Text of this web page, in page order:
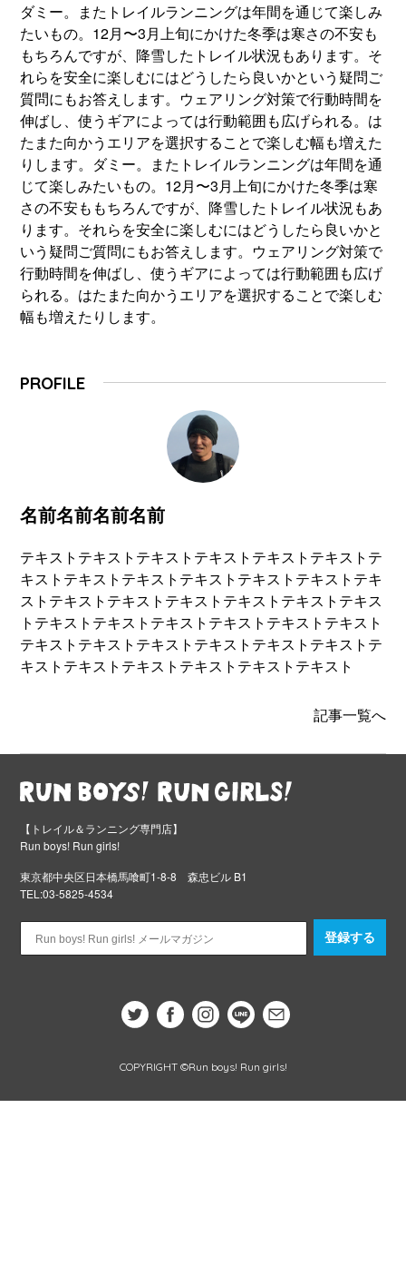
ダミー。またトレイルランニングは年間を通じて楽しみ
たいもの。12月〜3月上旬にかけた冬季は寒さの不安も
もちろんですが、降雪したトレイル状況もあります。そ
れらを安全に楽しむにはどうしたら良いかという疑問ご
質問にもお答えします。ウェアリング対策で行動時間を
伸ばし、使うギアによっては行動範囲も広げられる。は
たまた向かうエリアを選択することで楽しむ幅も増えた
りします。ダミー。またトレイルランニングは年間を通
じて楽しみたいもの。12月〜3月上旬にかけた冬季は寒
さの不安ももちろんですが、降雪したトレイル状況もあ
ります。それらを安全に楽しむにはどうしたら良いかと
いう疑問ご質問にもお答えします。ウェアリング対策で
行動時間を伸ばし、使うギアによっては行動範囲も広げ
られる。はたまた向かうエリアを選択することで楽しむ
幅も増えたりします。
PROFILE
名前名前名前名前
テキストテキストテキストテキストテキストテキストテ
キストテキストテキストテキストテキストテキストテキ
ストテキストテキストテキストテキストテキストテキス
トテキストテキストテキストテキストテキストテキスト
テキストテキストテキストテキストテキストテキストテ
キストテキストテキストテキストテキストテキスト
記事一覧へ
【トレイル＆ランニング専門店】
Run boys! Run girls!
東京都中央区日本橋馬喰町1-8-8 森忠ビル B1
TEL:03-5825-4534
登録する
COPYRIGHT ©Run boys! Run girls!